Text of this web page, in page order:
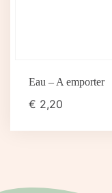
Eau – A emporter
€ 2,20